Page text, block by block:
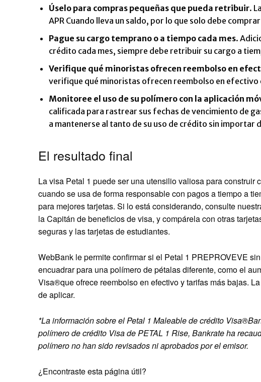
Úselo para compras pequeñas que pueda retribuir.
APR Cuando lleva un saldo, por lo que solo debe
Pague su cargo temprano o a tiempo cada mes.
crédito cada mes, siempre debe retribuir su cargo a
Verifique qué minoristas ofrecen reembolso en
verifique qué minoristas ofrecen reembolso en efectivo
Monitoree el uso de su polímero con la aplicación
calificada para rastrear sus fechas de vencimiento de
a mantenerse al tanto de su uso de crédito sin importar
El resultado final
La visa Petal 1 puede ser una utensilio valiosa para
cuando se usa de forma responsable con pagos a tiempo a
para mejores tarjetas. Si lo está considerando, consulte
la Capitán de beneficios de visa, y compárela con otras
seguras y las tarjetas de estudiantes.
WebBank le permite confirmar si el Petal 1 PREPROVEVE
encuadrar para una polímero de pétalas diferente, como el
Visa®que ofrece reembolso en efectivo y tarifas más bajas.
de aplicar.
*La información sobre elPetal 1 Maleable de crédito Visa®
polímero de crédito Visa de PETAL 1 Rise, Bankrate ha
polímero no han sido revisados ​​ni aprobados por el emisor.
¿Encontraste esta página útil?